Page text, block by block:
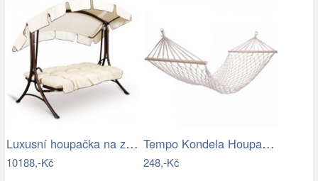
Luxusní houpačka na zahradu - VGD
10188,-Kč
Tempo Kondela Houpací síť ATIKA NEW TYP…
248,-Kč